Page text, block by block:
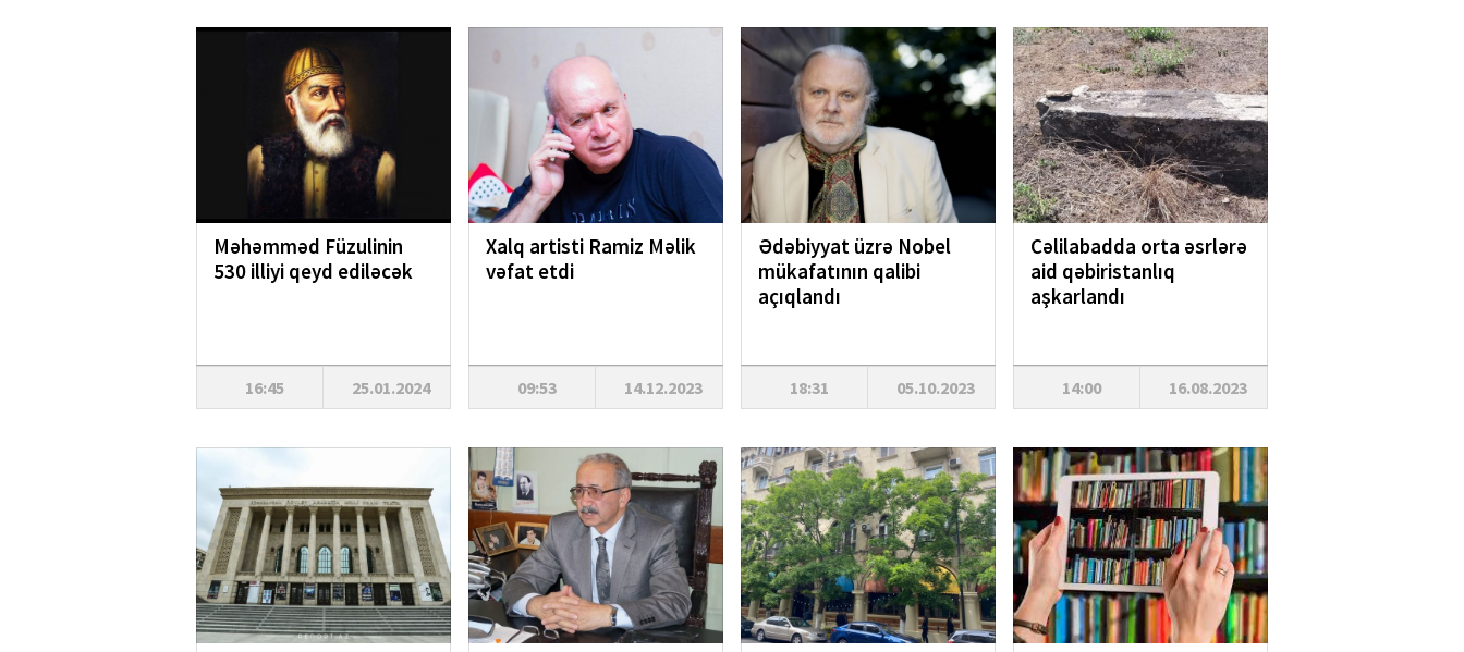
Məhəmməd Füzulinin
530 illiyi qeyd ediləcək
16:45 25.01.2024
Xalq artisti Ramiz Məlik
vəfat etdi
09:53 14.12.2023
Ədəbiyyat üzrə Nobel
mükafatının qalibi
açıqlandı
18:31 05.10.2023
Cəlilabadda orta əsrlərə
aid qəbiristanlıq
aşkarlandı
14:00 16.08.2023